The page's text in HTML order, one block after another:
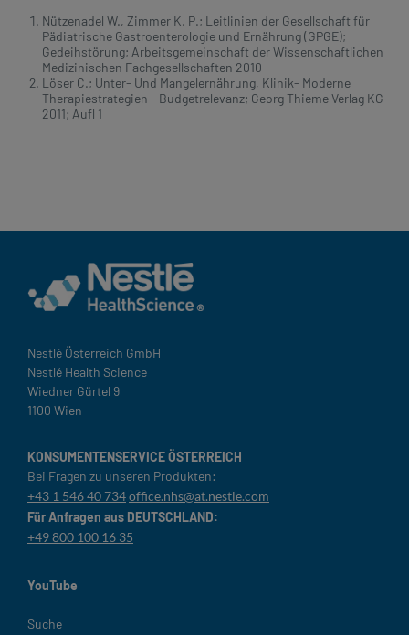
Nützenadel W., Zimmer K. P.; Leitlinien der Gesellschaft für
Pädiatrische Gastroenterologie und Ernährung (GPGE);
Gedeihstörung; Arbeitsgemeinschaft der Wissenschaftlichen
Medizinischen Fachgesellschaften 2010
Löser C.; Unter- Und Mangelernährung, Klinik- Moderne
Therapiestrategien - Budgetrelevanz; Georg Thieme Verlag KG
2011; Aufl 1
Nestlé Österreich GmbH
Nestlé Health Science
Wiedner Gürtel 9
1100 Wien
KONSUMENTENSERVICE ÖSTERREICH
Bei Fragen zu unseren Produkten:
+43 1 546 40 734office.nhs@at.nestle.com
Für Anfragen aus DEUTSCHLAND:
+49 800 100 16 35
YouTube
Legal
Suche